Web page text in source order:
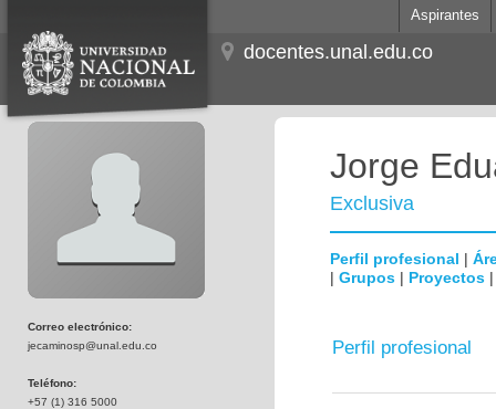
Aspirantes
docentes.unal.edu.co
Correo electrónico:
jecaminosp@unal.edu.co
Teléfono:
+57 (1) 316 5000
Jorge
Exclusiva
Perfil profesional |
| Grupos | Proyectos
Perfil profesional